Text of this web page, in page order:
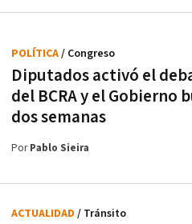
Diputados activó el
del BCRA y el Gobierno
dos semanas
POLÍTICA/ Congreso
PorPablo Sieira
ACTUALIDAD / Tránsito